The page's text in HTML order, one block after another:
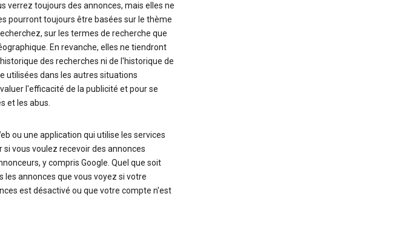
verrez toujours des annonces, mais elles ne
pourront toujours être basées sur le thème
sur les termes de recherche que
En revanche, elles ne tiendront
des recherches ni de l'historique de
utilisées dans les autres situations
l'efficacité de la publicité et pour se
et les abus.
ou une application qui utilise les services
vous voulez recevoir des annonces
y compris Google. Quel que soit
les annonces que vous voyez si votre
est désactivé ou que votre compte n'est